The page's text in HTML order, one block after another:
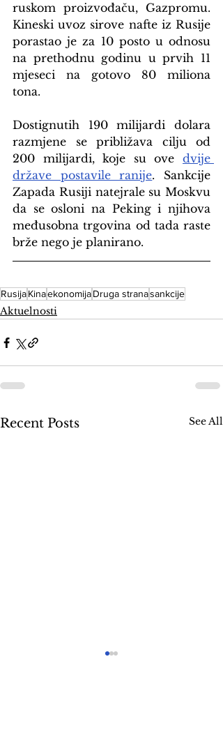
ruskom proizvođaču, Gazpromu.
Kineski uvoz sirove nafte iz Rusije
porastao je za 10 posto u odnosu
na prethodnu godinu u prvih 11
mjeseci na gotovo 80 miliona
tona.
Dostignutih 190 milijardi dolara
razmjene se približava cilju od
200 milijardi, koje su ove dvije
države postavile ranije. Sankcije
Zapada Rusiji natejrale su Moskvu
da se osloni na Peking i njihova
međusobna trgovina od tada raste
brže nego je planirano.
RusijaKinaekonomijaDruga stranasankcije
Aktuelnosti
Recent Posts See All